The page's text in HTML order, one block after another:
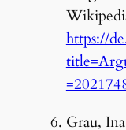
https://
Grau,